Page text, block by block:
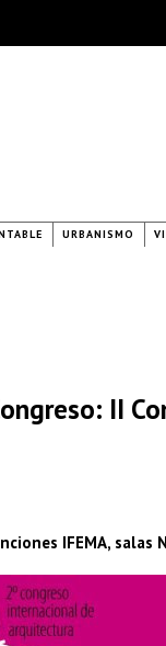
URBANISMO
II
IFEMA,